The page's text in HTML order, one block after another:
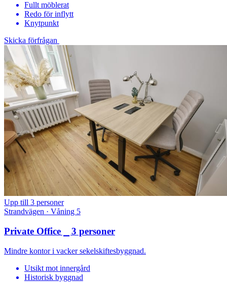
Fullt möblerat
Redo för inflytt
Knytpunkt
Skicka förfrågan
Upp till 3 personer
Strandvägen · Våning 5
Private Office ⎯ 3 personer
Mindre kontor i vacker sekelskiftesbyggnad.
Utsikt mot innergård
Historisk byggnad